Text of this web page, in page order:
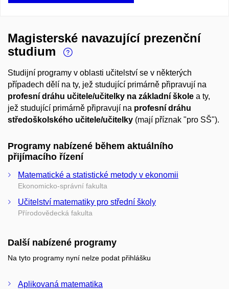
Magisterské navazující prezenční
studium
Studijní programy v oblasti učitelství se v některých
případech dělí na ty, jež studující primárně připravují na
profesní dráhu učitele/učitelky na základní škole a ty,
jež studující primárně připravují na profesní dráhu
středoškolského učitele/učitelky (mají příznak "pro SŠ").
Programy nabízené během aktuálního
přijímacího řízení
Matematické a statistické metody v ekonomii
Ekonomicko-správní fakulta
Učitelství matematiky pro střední školy
Přírodovědecká fakulta
Další nabízené programy
Na tyto programy nyní nelze podat přihlášku
Aplikovaná matematika